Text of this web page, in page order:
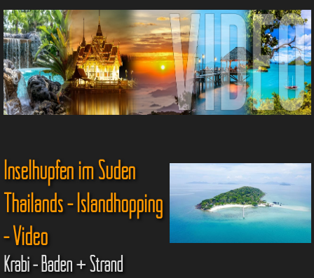
Inselhüpfen im Süden
Thailands - Islandhopping
- Video
Krabi - Baden + Strand